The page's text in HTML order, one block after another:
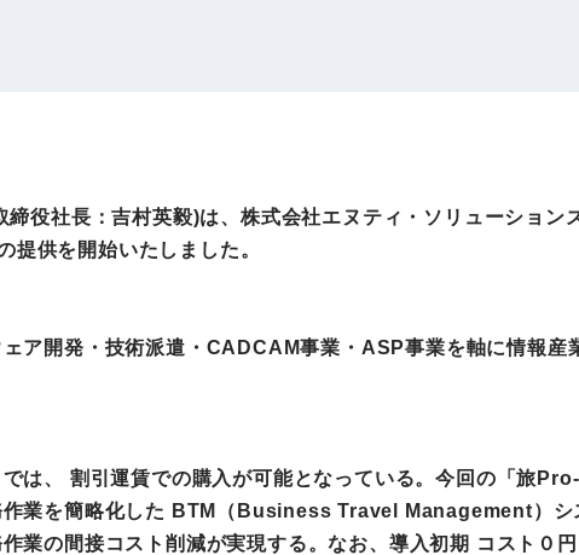
ツアー事業
エンタープライズDX開発
法人DX推進事業・
ボット事業
ゴルフライフサポート事
業
役社長：吉村英毅)は、株式会社エヌティ・ソリューション
供を開始いたしました。
ア開発・技術派遣・CADCAM事業・ASP事業を軸に情報産
は、 割引運賃での購入が可能となっている。今回の「旅
業を簡略化した BTM（Business Travel Management）シ
業の間接コスト削減が実現する。なお、導入初期 コスト０